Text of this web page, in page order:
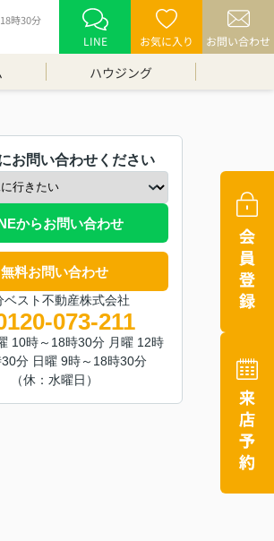
時30分
LINE お気に入り お問い合わせ
ハウジング
お問い合わせください
からお問い合わせ
無料お問い合わせ
ベスト不動産株式会社
073-211
10時～18時30分 月曜 12時
30分 日曜 9時～18時30分
（休：水曜日）